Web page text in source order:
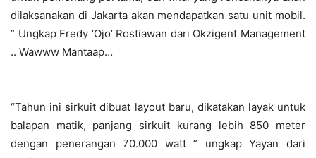
dilaksanakan di Jakarta akan mendapatkan satu unit mobil.
” Ungkap Fredy ‘Ojo’ Rostiawan dari Okzigent Management
.. Wawww Mantaap…
“Tahun ini sirkuit dibuat layout baru, dikatakan layak untuk
balapan matik, panjang sirkuit kurang lebih 850 meter
dengan penerangan 70.000 watt ” ungkap Yayan dari